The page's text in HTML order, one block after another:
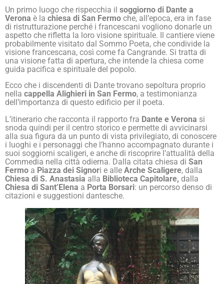
Un primo luogo che rispecchia il soggiorno di Dante a
Verona è la chiesa di San Fermo che, all’epoca, era in fase
di ristrutturazione perché i francescani vogliono donarle un
aspetto che rifletta la loro visione spirituale. Il cantiere viene
probabilmente visitato dal Sommo Poeta, che condivide la
visione francescana, così come fa Cangrande. Si tratta di
una visione fatta di apertura, che intende la chiesa come
guida pacifica e spirituale del popolo.
Ecco che i discendenti di Dante trovano sepoltura proprio
nella cappella Alighieri in San Fermo, a testimonianza
dell’importanza di questo edificio per il poeta.
L’itinerario che racconta il rapporto fra Dante e Verona si
snoda quindi per il centro storico e permette di avvicinarsi
alla sua figura da un punto di vista privilegiato, di conoscere
i luoghi e i personaggi che l’hanno accompagnato durante i
suoi soggiorni scaligeri, e anche di riscoprire l’attualità della
Commedia nella città odierna. Dalla citata chiesa di San
Fermo a Piazza dei Signori e alle Arche Scaligere, dalla
Chiesa di S. Anastasia alla Biblioteca Capitolare, dalla
Chiesa di Sant’Elena a Porta Borsari: un percorso denso di
citazioni e suggestioni dantesche.